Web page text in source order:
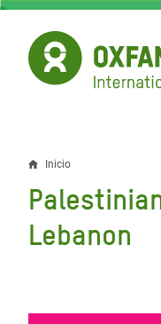
Pasar
contenido
principal
Sobrescribir
enlaces
de
Inicio
Lebanon